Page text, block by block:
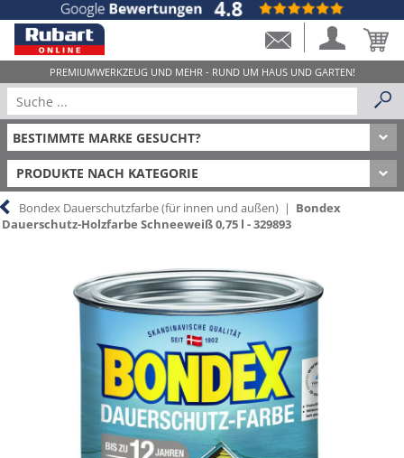
PRODUKTE NACH KATEGORIE
Bondex Dauerschutzfarbe (für innen und außen) | Bondex
Dauerschutz-Holzfarbe Schneeweiß 0,75 l - 329893